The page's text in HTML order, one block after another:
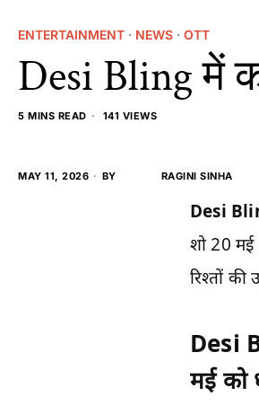
ENTERTAINMENT · NEWS · OTT
Desi Bling में
5 MINS READ 141 VIEWS
MAY 11, 2026 BY RAGINI SINHA
Desi
शो 20 मई
रिश्तों
Desi
मई को